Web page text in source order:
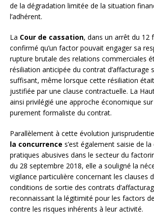
de la dégradation limitée de la situation
l’adhérent.
La Cour de cassation, dans un arrêt du 12
confirmé qu’un factor pouvait engager sa
rupture brutale des relations commerciales
résiliation anticipée du contrat d’affacturage
suffisant, même lorsque cette résiliation
justifiée par une clause contractuelle. La
ainsi privilégié une approche économique
purement formaliste du contrat.
Parallèlement à cette évolution
la concurrence s’est également saisie de
pratiques abusives dans le secteur du
du 28 septembre 2018, elle a souligné la
vigilance particulière concernant les clauses
conditions de sortie des contrats
reconnaissant la légitimité pour les factors
contre les risques inhérents à leur activité.